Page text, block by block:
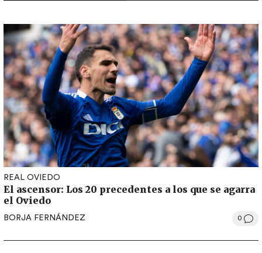
REAL OVIEDO
El ascensor: Los 20 precedentes a los que se agarra
el Oviedo
BORJA FERNÁNDEZ 0